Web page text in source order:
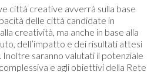
città creative avverrà sulla base
delle città candidate in
creatività, ma anche in base alla
dell’impatto e dei risultati attesi
Inoltre saranno valutati il potenziale
e agli obiettivi della Rete